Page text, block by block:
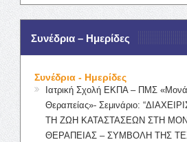
Συνέδρια – Ημερίδες
Συνέδρια - Ημερίδες
Ιατρική Σχολή ΕΚΠΑ – ΠΜΣ
Θεραπείας»- Σεμινάριο:
ΤΗ ΖΩΗ ΚΑΤΑΣΤΑΣΕΩΝ ΣΤΗ
ΘΕΡΑΠΕΙΑΣ – ΣΥΜΒΟΛΗ ΤΗΣ